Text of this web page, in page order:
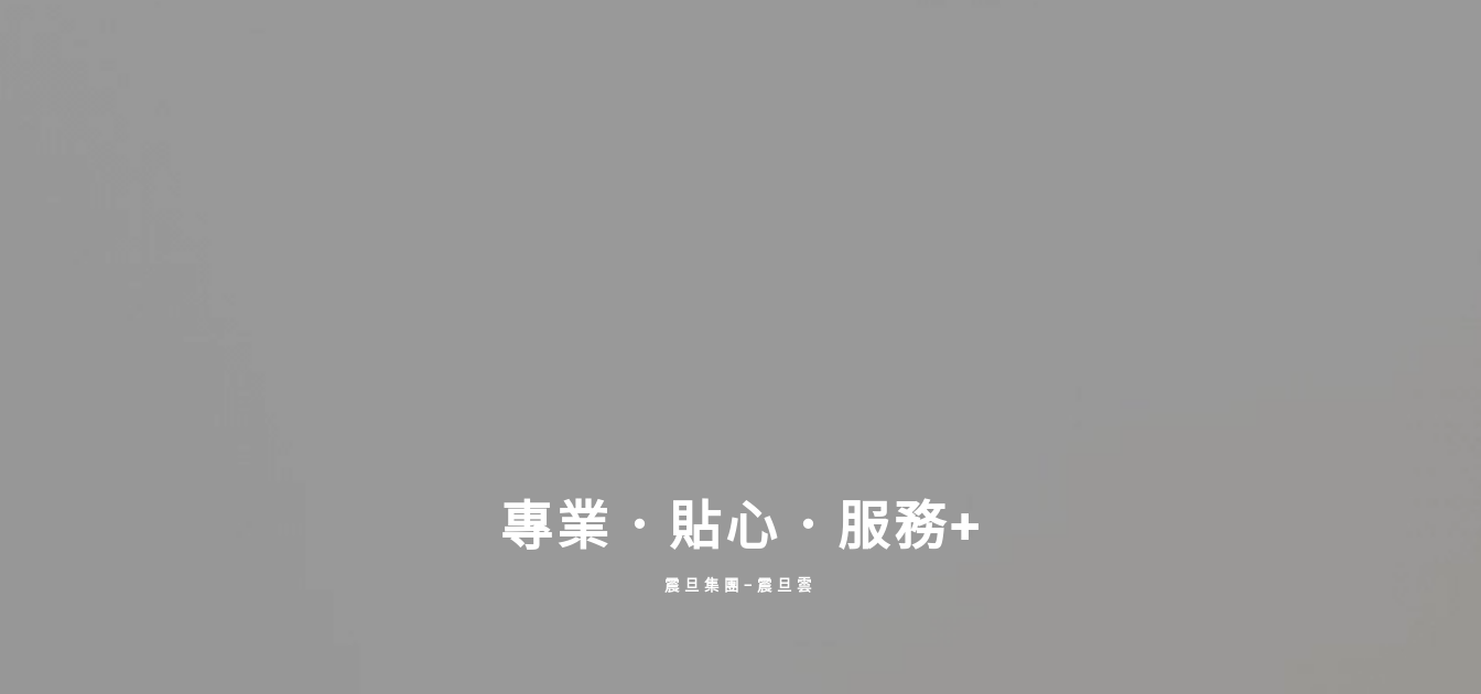
專業．貼心．服務+
震旦集團-震旦雲